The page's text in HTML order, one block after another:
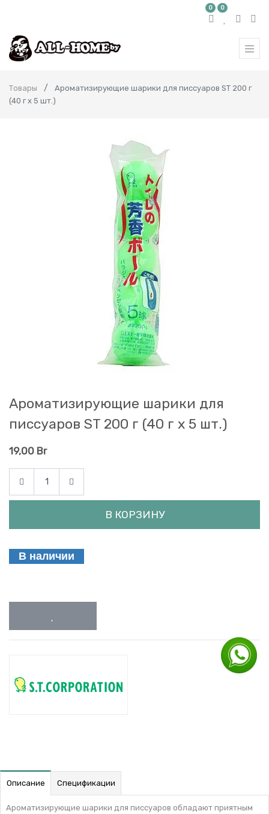
0 0
Товары
Ароматизирующие шарики для писсуаров ST 200 г
(40 г х 5 шт.)
Ароматизирующие шарики для
писсуаров ST 200 г (40 г х 5 шт.)
19,00 Br
В КОРЗИНУ
В наличии
Описание Спецификации
Ароматизирующие шарики для писсуаров обладают приятным